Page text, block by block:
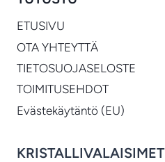
ETUSIVU
OTA YHTEYTTÄ
TIETOSUOJASELOSTE
TOIMITUSEHDOT
Evästekäytäntö (EU)
KRISTALLIVALAISIMET